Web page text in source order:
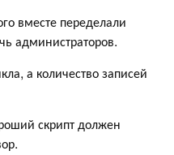
вместе переделали
администраторов.
а количество записей
скрипт должен